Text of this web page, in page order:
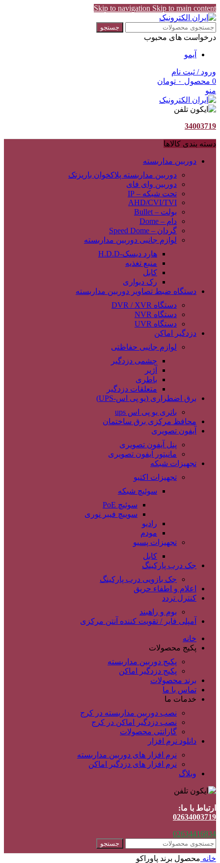
Skip to navigation Skip to main content
جستجو
درخواست های محبوب
آیمو
ورود / ثبت نام
0 محصول ۰ تومان
منو
34003719
دسته بندی کالاها
دوربین مداربسته
دوربین مداربسته پلاکخوان باریزتک
دوربین وای فای
تحت شبکه – IP
AHD/CVI/TVI
بولت – Bullet
دام – Dome
گردان – Speed Dome
لوازم جانبی دوربین مداربسته
هارد دیسک-H.D.D
منبع تغذیه
کابل
رک دیواری
دستگاه ضبط تصاویر دوربین مداربسته
دستگاه DVR / XVR
دستگاه NVR
دستگاه UVR
دزدگیر اماکن
لوازم جانبی حفاظتی
چشمی دزدگیر
آژیر
باطری
متعلقات دزدگیر
برق اضطراری (یو پی اس-UPS)
باتری یو پی اس ups
محافظ مرکزی برق ساختمان
آیفون تصویری
پنل آیفون تصویری
مانیتور آیفون تصویری
تجهیزات شبکه
تجهیزات اکتیو
سوئیچ شبکه
سوئیچ PoE
سوییچ فیبر نوری
رادیو
مودم
تجهیزات پسیو
کابل
جک درب پارکینگ
جک بازویی درب پارکینگ
اعلام و اطفاء حریق
کنترل تردد
بوم و راهبند
آمپلی فایر / تقویت کننده آنتن مرکزی
خانه
پکیج محصولات
پکیج دوربین مداربسته
پکیج دزدگیر اماکن
برند محصولات
تماس با ما
خدمات ما
نصب دوربین مداربسته در کرج
نصب دزدگیر اماکن در کرج
گارانتی محصولات
دانلود نرم افزار
نرم افزار های دوربین مداربسته
نرم افزار های دزدگیر اماکن
وبلاگ
ارتباط با ما:
02634003719
02634416834
جستجو
خانه محصول برند پاوراکو